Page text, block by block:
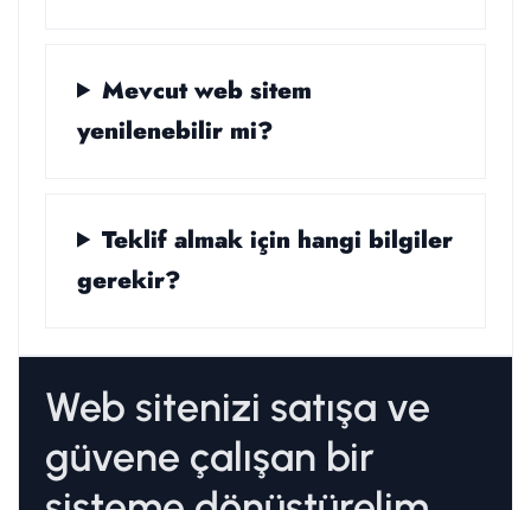
Mevcut web sitem
yenilenebilir mi?
Teklif almak için hangi bilgiler
gerekir?
Web sitenizi satışa ve
güvene çalışan bir